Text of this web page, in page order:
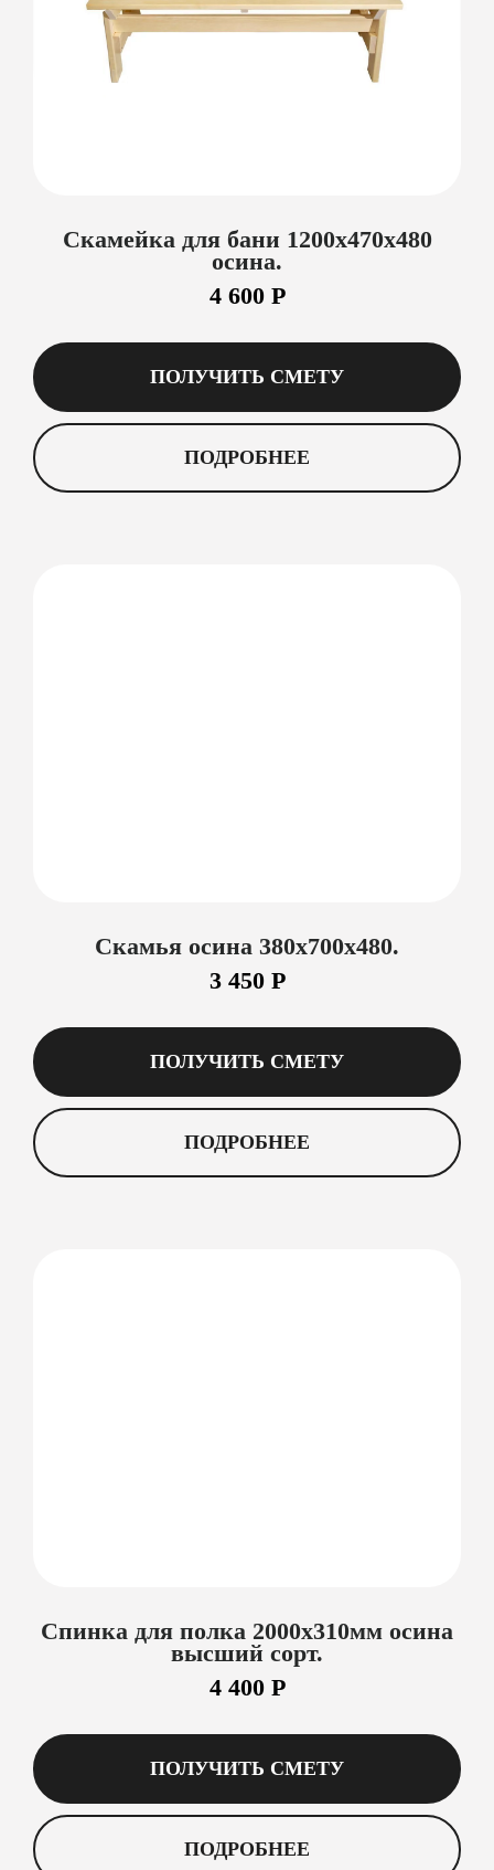
Скамейка для бани 1200х470х480
осина.
4 600 Р
ПОЛУЧИТЬ СМЕТУ
ПОДРОБНЕЕ
Скамья осина 380х700х480.
3 450 Р
ПОЛУЧИТЬ СМЕТУ
ПОДРОБНЕЕ
Спинка для полка 2000х310мм осина
высший сорт.
4 400 Р
ПОЛУЧИТЬ СМЕТУ
ПОДРОБНЕЕ